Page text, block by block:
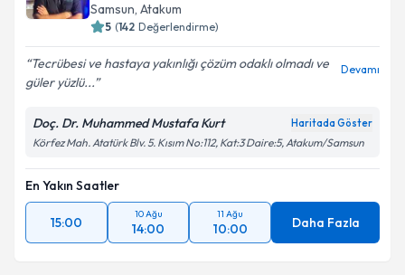
Samsun, Atakum
5 (142 Değerlendirme)
Tecrübesi ve hastaya yakınlığı çözüm odaklı olmadı ve
güler yüzlü...
Devamı
Doç. Dr. Muhammed Mustafa Kurt Haritada Göster
Körfez Mah. Atatürk Blv. 5. Kısım No:112, Kat:3 Daire:5, Atakum/Samsun
En Yakın Saatler
15:00
10 Ağu
14:00
11 Ağu
10:00 Daha Fazla